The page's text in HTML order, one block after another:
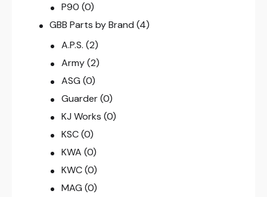
P90 (0)
GBB Parts by Brand (4)
A.P.S. (2)
Army (2)
ASG (0)
Guarder (0)
KJ Works (0)
KSC (0)
KWA (0)
KWC (0)
MAG (0)